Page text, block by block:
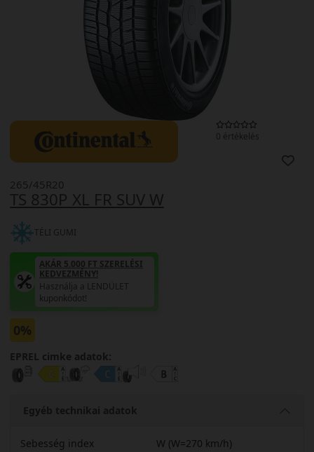
0 értékelés
TS 830P XL FR SUV W
265/45R20
TÉLI GUMI
AKÁR 5.000 FT SZERELÉSI
KEDVEZMÉNY!
Használja a LENDÜLET
kuponkódot!
0%
EPREL cimke adatok:
Egyéb technikai adatok
Sebesség index
W (W=270 km/h)